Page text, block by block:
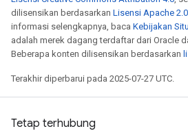
dilisensikan berdasarkan Lisensi Apache 2.0
informasi selengkapnya, baca Kebijakan
adalah merek dagang terdaftar dari Oracle
Beberapa konten dilisensikan berdasarkan
Terakhir diperbarui pada 2025-07-27 UTC.
Tetap terhubung